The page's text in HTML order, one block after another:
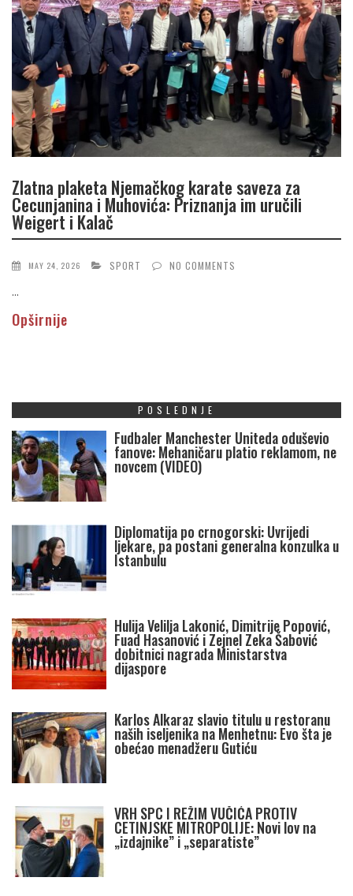
Zlatna plaketa Njemačkog karate saveza za
Cecunjanina i Muhovića: Priznanja im uručili
Weigert i Kalač
MAY 24, 2026 SPORT NO COMMENTS
...
Opširnije
POSLEDNJE
Fudbaler Manchester Uniteda oduševio
fanove: Mehaničaru platio reklamom, ne
novcem (VIDEO)
Diplomatija po crnogorski: Uvrijedi
ljekare, pa postani generalna konzulka u
Istanbulu
Hulija Velilja Lakonić, Dimitrije Popović,
Fuad Hasanović i Zejnel Zeka Šabović
dobitnici nagrada Ministarstva
dijaspore
Karlos Alkaraz slavio titulu u restoranu
naših iseljenika na Menhetnu: Evo šta je
obećao menadžeru Gutiću
VRH SPC I REŽIM VUČIĆA PROTIV
CETINJSKE MITROPOLIJE: Novi lov na
„izdajnike” i „separatiste”